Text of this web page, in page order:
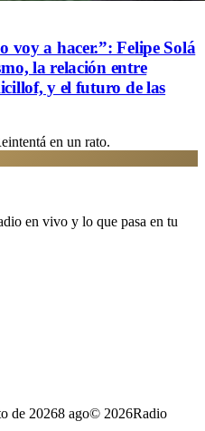
voy a hacer.”: Felipe Solá
la relación entre
y el futuro de las
en un rato.
en vivo y lo que pasa en tu
de 20268 ago© 2026Radio